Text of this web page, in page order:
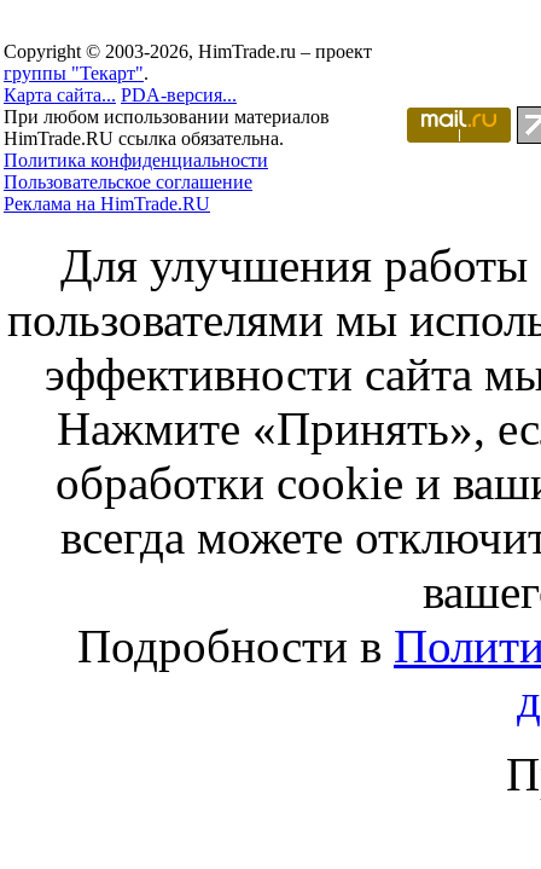
Copyright © 2003-2026, HimTrade.ru – проект
группы "Текарт".
Карта сайта... PDA-версия...
При любом использовании материалов
HimTrade.RU ссылка обязательна.
Политика конфиденциальности
Пользовательское соглашение
Реклама на HimTrade.RU
Для улучшения работы
пользователями мы
эффективности сайта
Нажмите «Принять»,
обработки cookie и
всегда можете
Подробности в